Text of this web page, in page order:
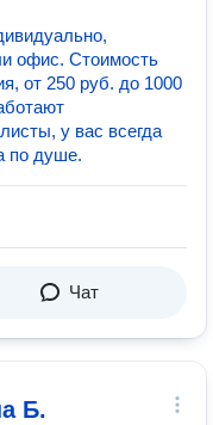
офис. Стоимость
от 250 руб. до 1000
у вас всегда
по душе.
Чат
Б.